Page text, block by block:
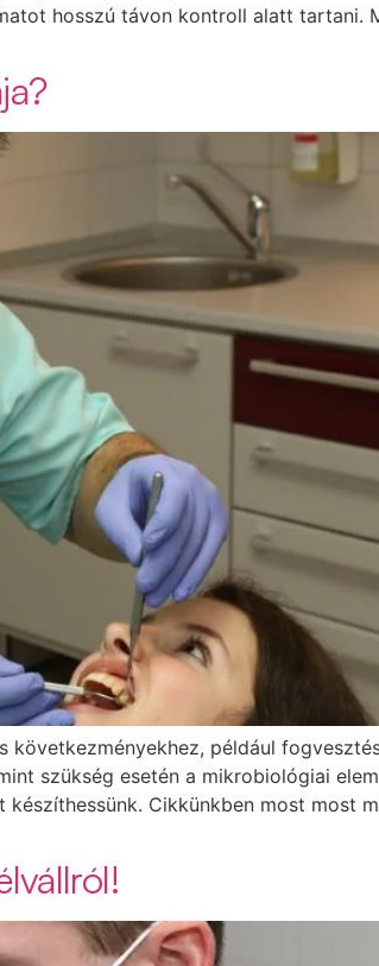
hosszú távon kontroll alatt tartani.
például
szükség esetén a mikrobiológiai
Cikkünkben most most